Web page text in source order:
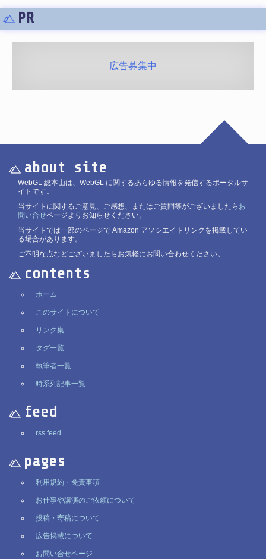
PR
広告募集中
about site
WebGL 総本山は、WebGL に関するあらゆる情報を発信するポータルサ
イトです。
当サイトに関するご意見、ご感想、またはご質問等がございましたら お
問い合せページよりお知らせください。
当サイトでは一部のページで Amazon アソシエイトリンクを掲載してい
る場合があります。
ご不明な点などございましたらお気軽にお問い合わせください。
contents
ホーム
このサイトについて
リンク集
タグ一覧
執筆者一覧
時系列記事一覧
feed
rss feed
pages
利用規約・免責事項
お仕事や講演のご依頼について
投稿・寄稿について
広告掲載について
お問い合せページ